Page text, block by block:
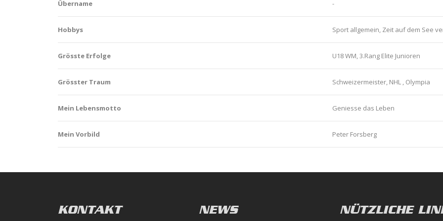
Übername -
Hobbys ​Sport allgemein, Zeit auf dem See
Grösste Erfolge U18 WM, 3.Rang Elite Junioren
Grösster Traum Schweizermeister, NHL , Olympia
Mein Lebensmotto Geniesse das Leben
Mein Vorbild Peter Forsberg
KONTAKT NEWS NÜTZLICHE